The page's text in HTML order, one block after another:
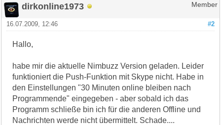
dirkonline1973 Member
#2
16.07.2009, 12:46
Hallo,
habe mir die aktuelle Nimbuzz Version geladen. Leider
funktioniert die Push-Funktion mit Skype nicht. Habe in
den Einstellungen "30 Minuten online bleiben nach
Programmende" eingegeben - aber sobald ich das
Programm schließe bin ich für die anderen Offline und
Nachrichten werde nicht übermittelt. Schade....